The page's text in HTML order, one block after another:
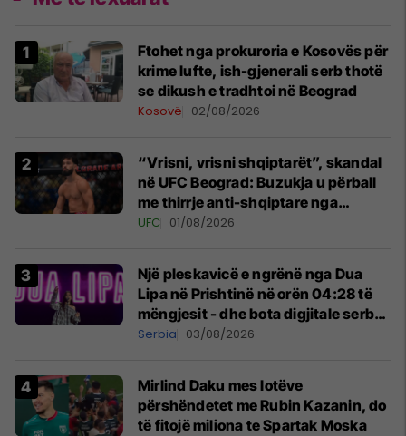
Ftohet nga prokuroria e Kosovës për
krime lufte, ish-gjenerali serb thotë
se dikush e tradhtoi në Beograd
Kosovë 02/08/2026
“Vrisni, vrisni shqiptarët”, skandal
në UFC Beograd: Buzukja u përball
me thirrje anti-shqiptare nga
tribunat
UFC 01/08/2026
Një pleskavicë e ngrënë nga Dua
Lipa në Prishtinë në orën 04:28 të
mëngjesit - dhe bota digjitale serbe
shpall gjendjen e luftës
Serbia 03/08/2026
Mirlind Daku mes lotëve
përshëndetet me Rubin Kazanin, do
të fitojë miliona te Spartak Moska